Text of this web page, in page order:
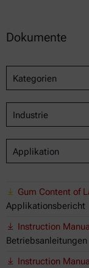
Dokumente
Kategorien
Industrie
Applikation
Gum Content of
Applikationsbericht
Instruction
Betriebsanleitungen
Instruction